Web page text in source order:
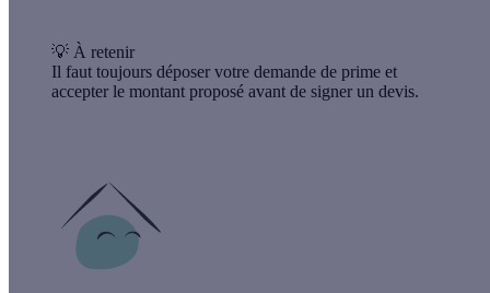
💡 À retenir
Il faut toujours déposer votre demande de prime et
accepter le montant proposé avant de signer un devis.